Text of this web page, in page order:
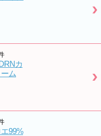
カ
ム
99%